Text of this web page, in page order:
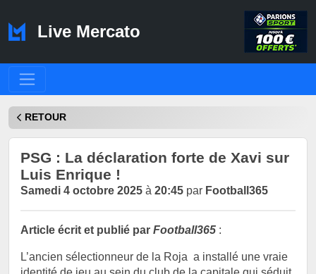
Live Mercato
RETOUR
PSG : La déclaration forte de Xavi sur
Luis Enrique !
Samedi 4 octobre 2025 à 20:45 par Football365
Article écrit et publié par Football365 :
L’ancien sélectionneur de la Roja a installé une vraie